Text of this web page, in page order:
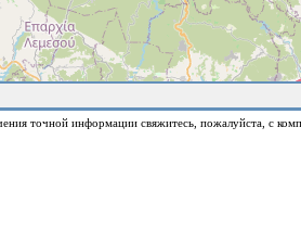
точной информации свяжитесь, пожалуйста, с